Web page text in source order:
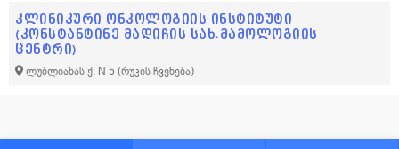
კლინიკური ონკოლოგიის ინსტიტუტი
(კონსტანტინე მადიჩის სახ.მამოლოგიის
ცენტრი)
ლუბლიანას ქ. N 5 (რუკის ჩვენება)